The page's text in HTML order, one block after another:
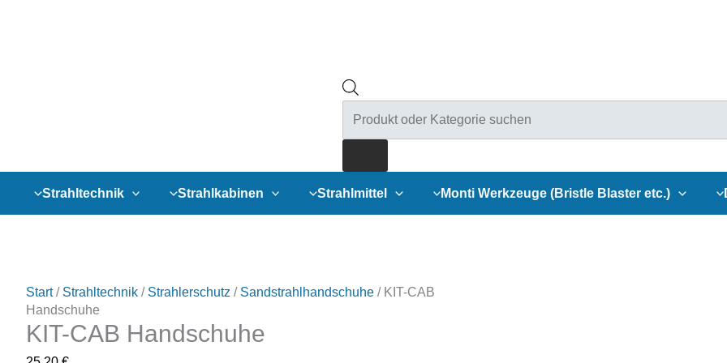
search
Strahltechnik Strahlkabinen Strahlmittel Monti Werkzeuge (Bristle Blaster etc.)
Start/ Strahltechnik / Strahlerschutz / Sandstrahlhandschuhe / KIT-CAB
Handschuhe
KIT-CAB Handschuhe